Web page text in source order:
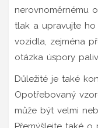
nerovnoměrnému
tlak a upravujte
vozidla, zejména
otázka úspory
Důležité je také
Opotřebovaný
může být velmi